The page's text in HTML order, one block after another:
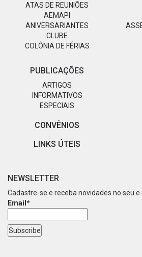
ATAS DE REUNIÕES
AEMAPI
ANIVERSARIANTES
CLUBE
COLÔNIA DE FÉRIAS
PUBLICAÇÕES
ARTIGOS
INFORMATIVOS
ESPECIAIS
CONVÊNIOS
LINKS ÚTEIS
NEWSLETTER
Cadastre-se e receba novidades no seu
Email*